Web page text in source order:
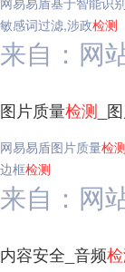
敏感词过滤,涉政检测
来自：网
图片质量检测 _
网易易盾图片质量检测
边框检测
来自：网
内容安全_音频